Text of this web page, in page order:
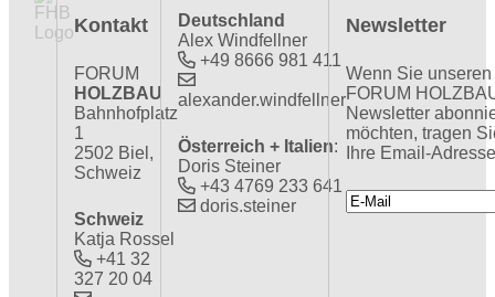
Kontakt
FORUM
HOLZBAU
Bahnhofplatz
1
2502 Biel,
Schweiz
Schweiz
Katja Rossel
+41 32
327 20 04
Deutschland
Alex Windfellner
+49 8666 981 411
alexander.windfellner
Österreich + Italien:
Doris Steiner
+43 4769 233 641
doris.steiner
Newsletter
Wenn Sie unseren
FORUM
Newsletter
möchten, tragen
Ihre Email-